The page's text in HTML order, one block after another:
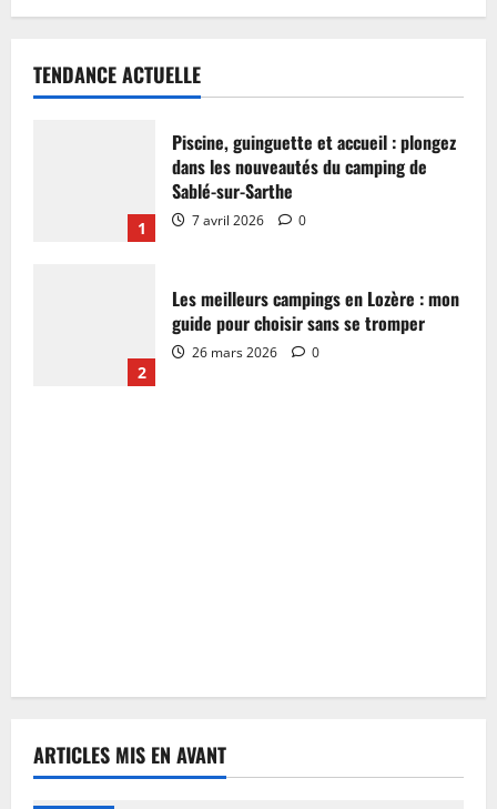
TENDANCE ACTUELLE
1
Piscine, guinguette et accueil : plongez
dans les nouveautés du camping de
Sablé-sur-Sarthe
7 avril 2026 0
2
Les meilleurs campings en Lozère : mon
guide pour choisir sans se tromper
26 mars 2026 0
ARTICLES MIS EN AVANT